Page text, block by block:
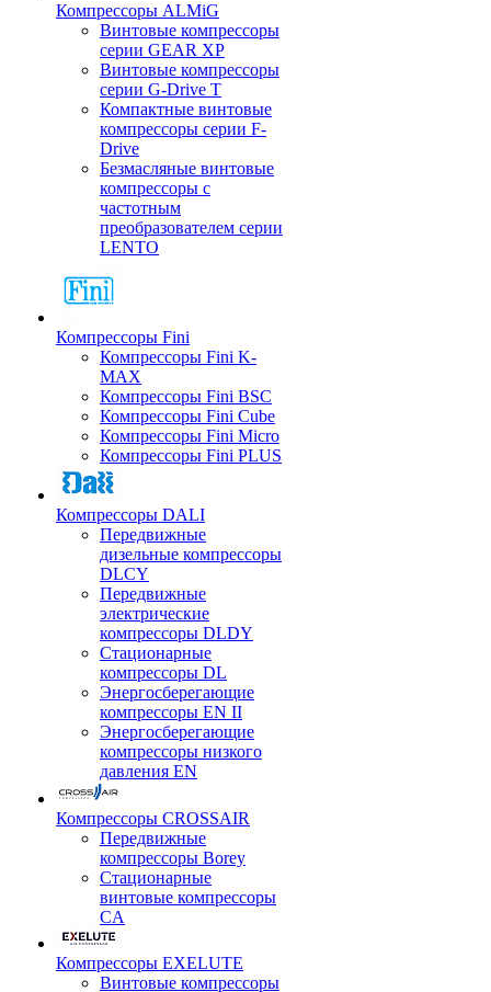
Компрессоры ALMiG
Винтовые компрессоры
серии GEAR XP
Винтовые компрессоры
серии G-Drive T
Компактные винтовые
компрессоры серии F-
Drive
Безмасляные винтовые
компрессоры с
частотным
преобразователем серии
LENTO
Компрессоры Fini
Компрессоры Fini K-
MAX
Компрессоры Fini BSC
Компрессоры Fini Cube
Компрессоры Fini Micro
Компрессоры Fini PLUS
Компрессоры DALI
Передвижные
дизельные компрессоры
DLCY
Передвижные
электрические
компрессоры DLDY
Стационарные
компрессоры DL
Энергосберегающие
компрессоры EN II
Энергосберегающие
компрессоры низкого
давления EN
Компрессоры CROSSAIR
Передвижные
компрессоры Borey
Стационарные
винтовые компрессоры
CA
Компрессоры EXELUTE
Винтовые компрессоры